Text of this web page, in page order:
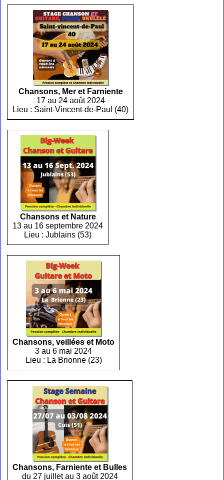
Chansons, Mer et Farniente
17 au 24 août 2024
Lieu : Saint-Vincent-de-Paul (40)
Chansons et Nature
13 au 16 septembre 2024
Lieu : Jublains (53)
Chansons, veillées et Moto
3 au 6 mai 2024
Lieu : La Brionne (23)
Chansons, Farniente et Bulles
du 27 juillet au 3 août 2024